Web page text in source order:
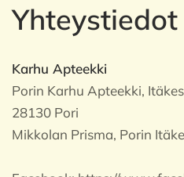
Yhteystiedot
Karhu Apteekki
Porin Karhu Apteekki,
28130 Pori
Mikkolan Prisma, Porin